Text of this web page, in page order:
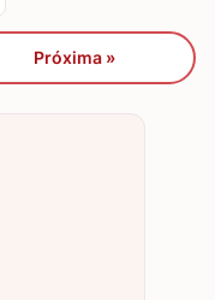
Próxima »